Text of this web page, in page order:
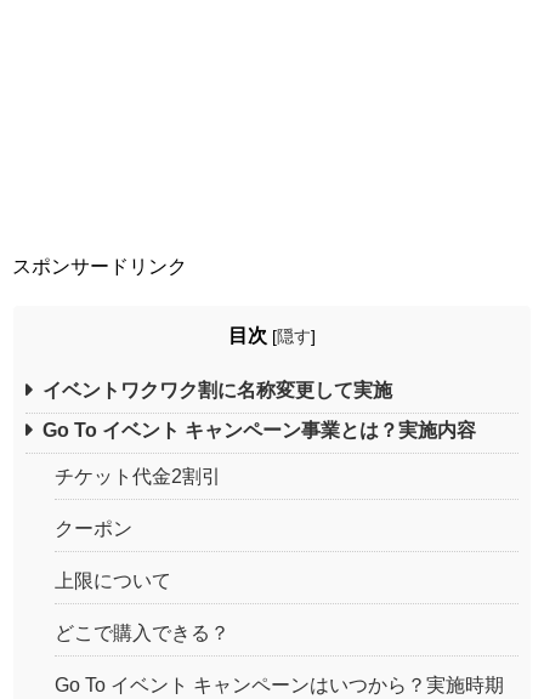
スポンサードリンク
目次 [隠す]
イベントワクワク割に名称変更して実施
Go To イベント キャンペーン事業とは？実施内容
チケット代金2割引
クーポン
上限について
どこで購入できる？
Go To イベント キャンペーンはいつから？実施時期